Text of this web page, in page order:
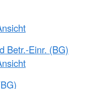
Betr.-Einr. (BG)